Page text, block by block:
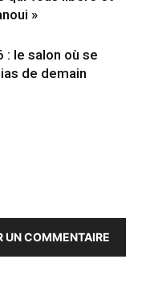
»
: le salon où se
de demain
UN COMMENTAIRE